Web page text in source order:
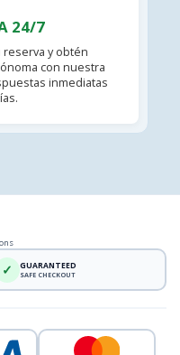
24/7
y obtén
con nuestra
inmediatas
✓ GUARANTEED
SAFE CHECKOUT